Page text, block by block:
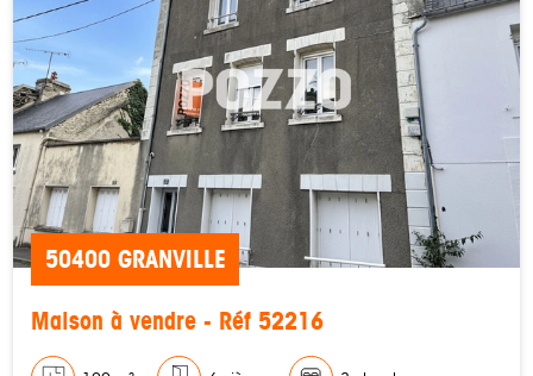
50400 GRANVILLE
Maison à vendre - Réf 52216